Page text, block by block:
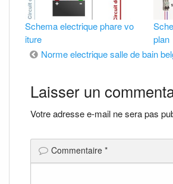
Schema electrique phare vo
iture
plan
Navigation
de
l’article
Norme electrique salle de bain
Laisser un
Votre adresse e-mail ne sera pas
Commentaire *